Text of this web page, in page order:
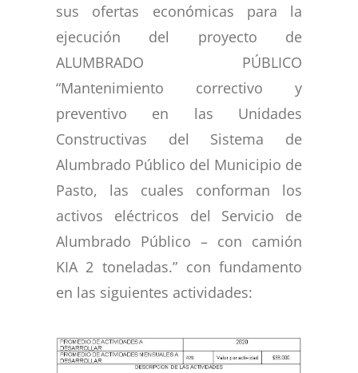
sus ofertas económicas para la
ejecución del proyecto de
ALUMBRADO PÚBLICO
“Mantenimiento correctivo y
preventivo en las Unidades
Constructivas del Sistema de
Alumbrado Público del Municipio de
Pasto, las cuales conforman los
activos eléctricos del Servicio de
Alumbrado Público – con camión
KIA 2 toneladas.” con fundamento
en las siguientes actividades: